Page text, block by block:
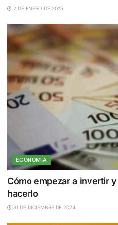
2 DE ENERO DE 2025
ECONOMÍA
Cómo empezar a invertir
hacerlo
31 DE DICIEMBRE DE 2024